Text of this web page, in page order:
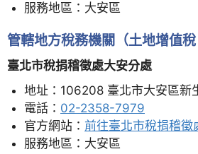
服務地區：大安區
管轄地方稅務機關（土地增值稅
臺北市稅捐稽徵處大安分處
地址：106208 臺北市大安區新
電話： 02-2358-7979
官方網站： 前往臺北市稅捐稽
服務地區：大安區